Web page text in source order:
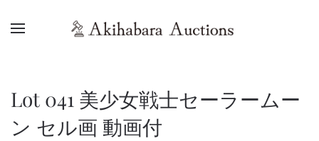
Lot 041 美少女戦士セーラームー
ン セル画 動画付